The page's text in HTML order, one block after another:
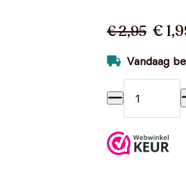
€ 2,95 €
Vandaag
The